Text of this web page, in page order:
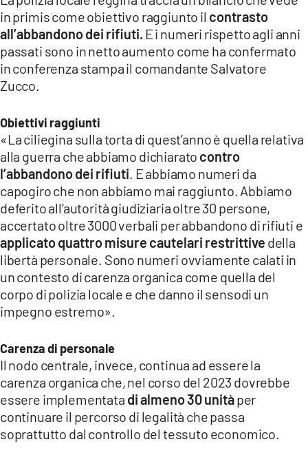
ILVIBONESE.IT
CATANZAROCHANNEL.IT
LACAPITALENEWS.IT
ANDROID
APPLE
in primis come obiettivo raggiunto il contrasto
all’abbandono dei rifiuti. E i numeri rispetto agli anni
passati sono in netto aumento come ha confermato
in conferenza stampa il comandante Salvatore
Zucco.
Obiettivi raggiunti
«La ciliegina sulla torta di quest’anno è quella relativa
alla guerra che abbiamo dichiarato contro
l’abbandono dei rifiuti . E abbiamo numeri da
capogiro che non abbiamo mai raggiunto. Abbiamo
deferito all’autorità giudiziaria oltre 30 persone,
accertato oltre 3000 verbali per abbandono di rifiuti e
applicato quattro misure cautelari restrittive della
libertà personale. Sono numeri ovviamente calati in
un contesto di carenza organica come quella del
corpo di polizia locale e che danno il sensodi un
impegno estremo».
Carenza di personale
Il nodo centrale, invece, continua ad essere la
carenza organica che, nel corso del 2023 dovrebbe
essere implementata di almeno 30 unitàper
continuare il percorso di legalità che passa
soprattutto dal controllo del tessuto economico.